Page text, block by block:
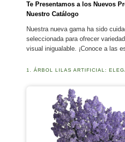
Te Presentamos a los Nuevos
Nuestro Catálogo
Nuestra nueva gama ha sido
seleccionada para ofrecer
visual inigualable. ¡Conoce a las
1. ÁRBOL LILAS ARTIFICIAL: